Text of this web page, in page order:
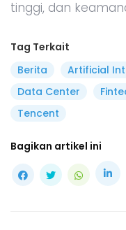
tinggi, dan
Tag Terkait
Berita
Artificial
Data Center
Tencent
Bagikan artikel ini